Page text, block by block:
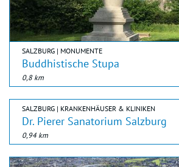
SALZBURG | MONUMENTE
Buddhistische Stupa
0,8 km
SALZBURG | KRANKENHÄUSER & KLINIKEN
Dr. Pierer Sanatorium Salzburg
0,94 km